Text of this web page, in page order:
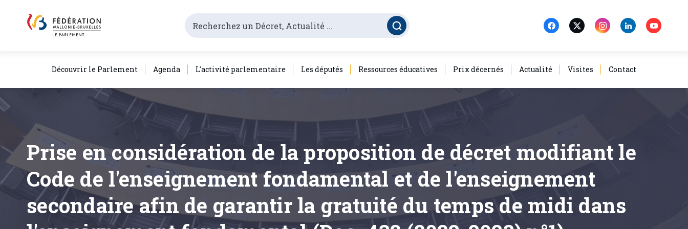
Découvrir le Parlement Agenda L'activité parlementaire Les députés Ressources éducatives Prix décernés Actualité Visites Contact
Prise en considération de la proposition de décret modifiant le
Code de l'enseignement fondamental et de l'enseignement
secondaire afin de garantir la gratuité du temps de midi dans